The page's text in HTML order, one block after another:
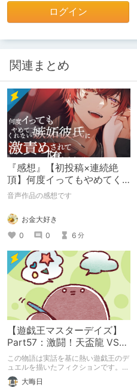
ログイン
関連まとめ
『感想』【初投稿×連続絶
頂】何度イってもやめてく
れない嫉妬彼氏に激責めさ
音声作品の感想です
お金大好き
0
0 6 分
【遊戯王マスターデイズ】
Part57：激闘！天盃龍 VS
千年D【架空デュエル】
この物語は実話を基に熱い遊戯王のデ
ュエルを描いたフィクションです。
（自分用メモ：2025-05-14）
大晦日